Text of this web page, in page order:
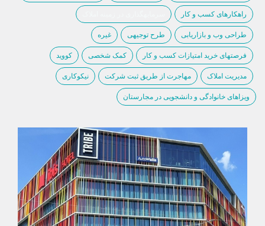
راهکارهای کسب و کار
طراحی وب و بازاریابی طرح توجیهی غیره
فرصتهای خرید امتیازات کسب و کار کمک شخصی کووید
مدیریت املاک مهاجرت از طریق ثبت شرکت نیکوکاری
ویزاهای خانوادگی و دانشجویی در مجارستان